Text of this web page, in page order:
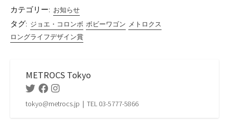
カテゴリー: お知らせ
タグ: ジョエ・コロンボ ボビーワゴン メトロクス
ロングライフデザイン賞
METROCS Tokyo
TwitterFacebookInstagram
tokyo@metrocs.jp｜TEL 03-5777-5866